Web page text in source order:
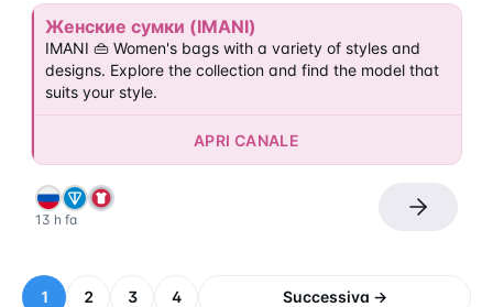
Женские сумки (IMANI)
IMANI 👜 Women's bags with a variety of styles and
designs. Explore the collection and find the model that
suits your style.
APRI CANALE
13 h fa
1 2 3 4 Successiva →